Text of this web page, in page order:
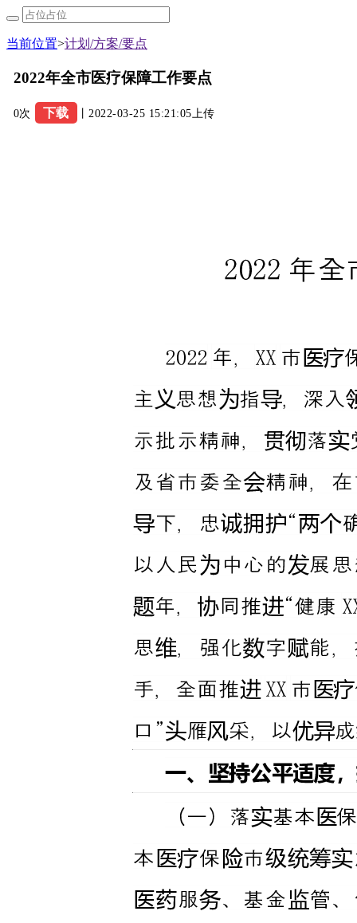
当前位置>计划/方案/要点
2022年全市医疗保障工作要点
0次 下载 丨2022-03-25 15:21:05上传